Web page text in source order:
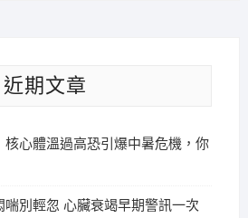
近期文章
核心體溫過高恐引爆中暑危機，你
喘別輕忽 心臟衰竭早期警訊一次